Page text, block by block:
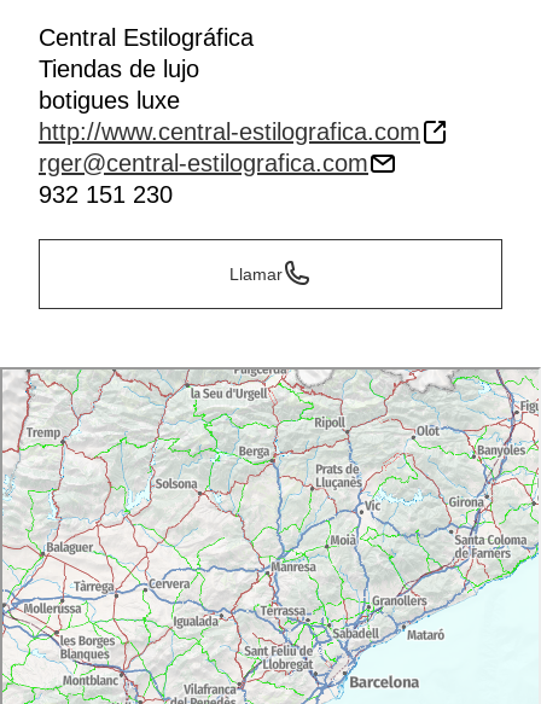
Central Estilográfica
Tiendas de lujo
botigues luxe
http://www.central-estilografica.com
rger@central-estilografica.com
932 151 230
Llamar